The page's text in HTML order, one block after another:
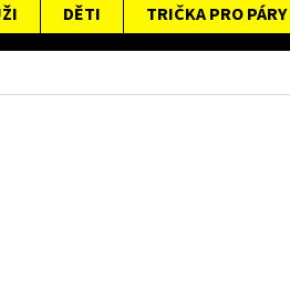
DĚTI TRIČKA PRO PÁRY